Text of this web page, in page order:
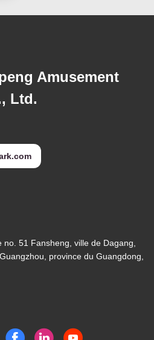
Amusement
Ltd.
51 Fansheng, ville de Dagang,
province du Guangdong,